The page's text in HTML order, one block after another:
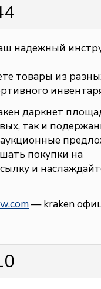
надежный
товары из
даркнет
так и
покупки на
и
— kraken